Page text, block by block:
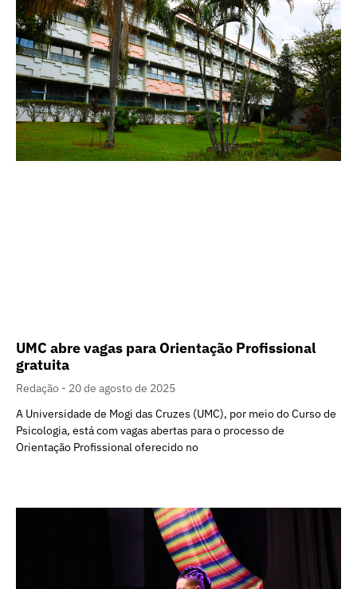
UMC abre vagas para Orientação Profissional
gratuita
Redação
20 de agosto de 2025
A Universidade de Mogi das Cruzes (UMC), por meio do Curso de
Psicologia, está com vagas abertas para o processo de
Orientação Profissional oferecido no